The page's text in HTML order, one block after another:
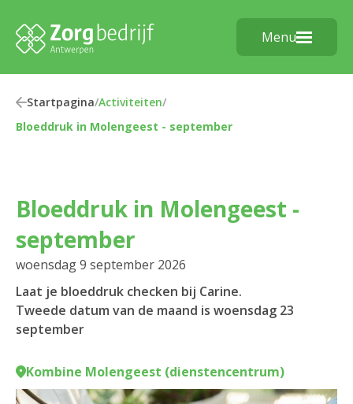
Menu
Startpagina/Activiteiten/
Bloeddruk in Molengeest - september
Bloeddruk in Molengeest -
september
woensdag 9 september 2026
Laat je bloeddruk checken bij Carine.
Tweede datum van de maand is woensdag 23
september
Kombine Molengeest (dienstencentrum)